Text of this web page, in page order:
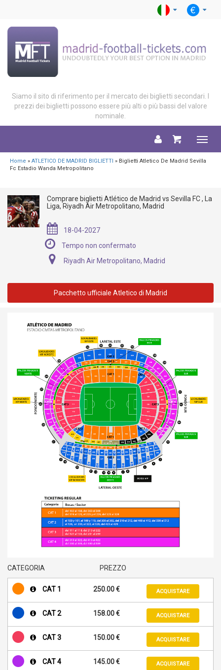
Siamo il sito di riferimento per il mercato dei biglietti secondari. I
prezzi dei biglietti possono essere più alti o più bassi del valore
nominale.
Menu
Home » ATLETICO DE MADRID BIGLIETTI » Biglietti Atletico De Madrid Sevilla
Fc Estadio Wanda Metropolitano
Comprare biglietti Atlético de Madrid vs Sevilla FC , La
Liga, Riyadh Air Metropolitano, Madrid
18-04-2027
Tempo non confermato
Riyadh Air Metropolitano, Madrid
Pacchetto ufficiale Atletico di Madrid
CATEGORIA PREZZO
CAT 1 250.00 € ACQUISTARE
CAT 2 158.00 € ACQUISTARE
CAT 3 150.00 € ACQUISTARE
CAT 4 145.00 € ACQUISTARE